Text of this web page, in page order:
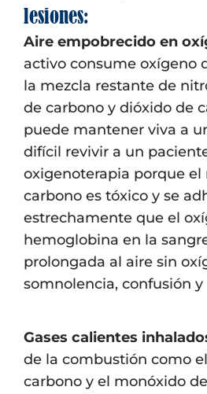
lesiones:
Aire empobrecido en
activo consume oxígeno
la mezcla restante de
de carbono y dióxido de
puede mantener viva a
difícil revivir a un
oxigenoterapia porque el
carbono es tóxico y se
estrechamente que el
hemoglobina en la
prolongada al aire sin
somnolencia, confusión
Gases calientes
de la combustión como
carbono y el monóxido